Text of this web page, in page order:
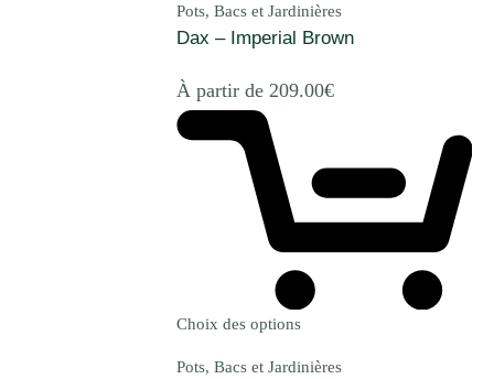
Pots, Bacs et Jardinières
Dax – Imperial Brown
À partir de 209.00€
Choix des options
Pots, Bacs et Jardinières